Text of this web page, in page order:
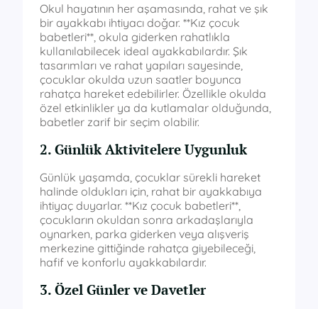
Okul hayatının her aşamasında, rahat ve şık
bir ayakkabı ihtiyacı doğar. **Kız çocuk
babetleri**, okula giderken rahatlıkla
kullanılabilecek ideal ayakkabılardır. Şık
tasarımları ve rahat yapıları sayesinde,
çocuklar okulda uzun saatler boyunca
rahatça hareket edebilirler. Özellikle okulda
özel etkinlikler ya da kutlamalar olduğunda,
babetler zarif bir seçim olabilir.
2. Günlük Aktivitelere Uygunluk
Günlük yaşamda, çocuklar sürekli hareket
halinde oldukları için, rahat bir ayakkabıya
ihtiyaç duyarlar. **Kız çocuk babetleri**,
çocukların okuldan sonra arkadaşlarıyla
oynarken, parka giderken veya alışveriş
merkezine gittiğinde rahatça giyebileceği,
hafif ve konforlu ayakkabılardır.
3. Özel Günler ve Davetler